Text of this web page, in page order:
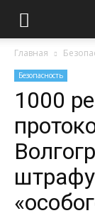
Главная
Безопасность
1000